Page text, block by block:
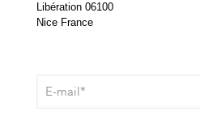
Libération 06100
Nice France